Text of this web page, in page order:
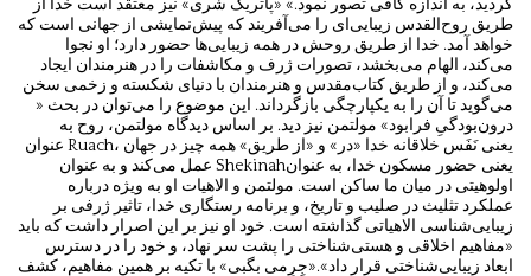
گردید، به اندازه کافی تصور نمود.» «پاتریک شری» نیز معتقد است خدا از
طریق روح‌القدس زیبایی‌ای را می‌آفریند که پیش‌نمایشی از جهانی است که
خواهد آمد. خدا از طریق روحش در همه زیبایی‌ها حضور دارد؛ او نجوا
می‌کند، الهام می‌بخشد، تصورات ژرف و مکاشفات را در هنرمندان ایجاد
می‌کند، و از طریق کتاب‌مقدس و هنرمندان با دنیای شکسته و زخمی سخن
می‌گوید تا آن را به یکپارچگی بازگرداند. این موضوع را می‌توان در بحث «
درون‌بودگیِ فرابود» مولتمن نیز دید. بر اساس دیدگاه مولتمن، روح به
عنوان Ruach، یعنی نَفَس خلاقانه خدا «در» و «از طریق» همه چیز در جهان
عمل می‌کند و به عنوان Shekinahیعنی حضور مسکون خدا، به عنوان
اولوهیتی در میان ما ساکن است. مولتمن و الاهیات او به ويژه درباره
عملکرد تثلیث در صلیب و تاریخ، و برنامه رستگاری خدا، تاثیر ژرفی بر
زیبایی‌شناسی الاهیاتی گذاشته ‌است. خود او نیز بر این اصرار داشت که باید
«مفاهیم اخلاقی و هستی‌شناختی را پشت سر نهاد، و خود را در دسترس
ابعاد زیبایی‌شناختی قرار داد».«جِرِمی بگبی» با تکیه بر همین مفاهیم، کشف